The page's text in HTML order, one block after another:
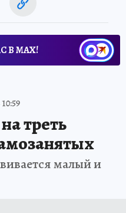
В МАХ!
треть
малый и